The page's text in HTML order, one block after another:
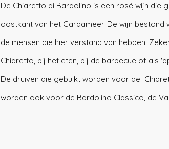
De Chiaretto di Bardolino is een rosé wijn die
oostkant van het Gardameer. De wijn bestond
de mensen die hier verstand van hebben.
Chiaretto, bij het eten, bij de barbecue of als
De druiven die gebuikt worden voor de
worden ook voor de Bardolino Classico, de